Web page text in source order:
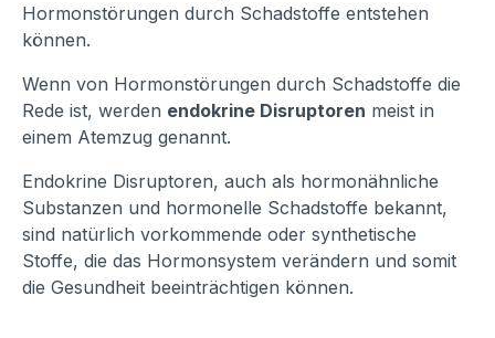
Hormonstörungen durch Schadstoffe entstehen
können.
Wenn von Hormonstörungen durch Schadstoffe die
Rede ist, werden endokrine Disruptoren meist in
einem Atemzug genannt.
Endokrine Disruptoren, auch als hormonähnliche
Substanzen und hormonelle Schadstoffe bekannt,
sind natürlich vorkommende oder synthetische
Stoffe, die das Hormonsystem verändern und somit
die Gesundheit beeinträchtigen können.